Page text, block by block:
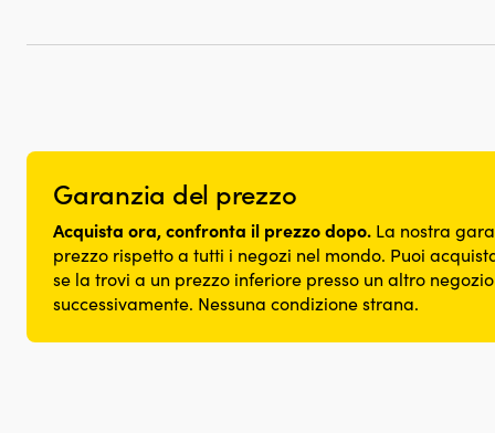
Garanzia del prezzo
Acquista ora, confronta il prezzo dopo. La nostra
prezzo rispetto a tutti i negozi nel mondo. Puoi
se la trovi a un prezzo inferiore presso un altro
successivamente. Nessuna condizione strana.